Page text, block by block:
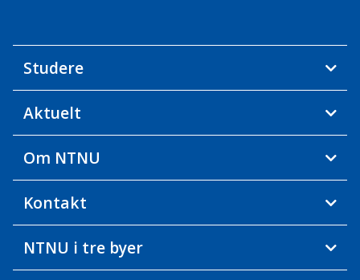
Studere
Aktuelt
Om NTNU
Kontakt
NTNU i tre byer